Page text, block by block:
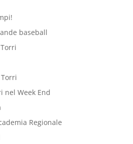
baseball
nel Week End
Regionale